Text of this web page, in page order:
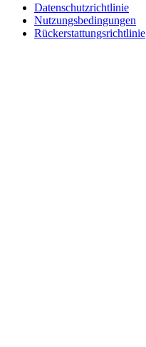
Datenschutzrichtlinie
Nutzungsbedingungen
Rückerstattungsrichtlinie